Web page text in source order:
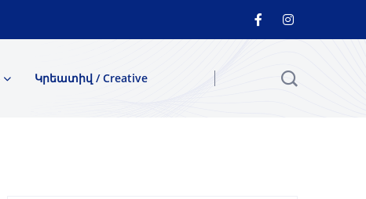
Կրեատիվ / Creative